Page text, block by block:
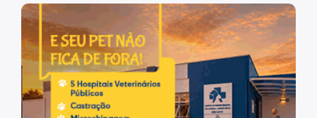
Quem Somos
Apresentação da Coordenadoria
Informativo Cogess
Legislação
Imagem de um cachorro caramelo e uma gata rajada,